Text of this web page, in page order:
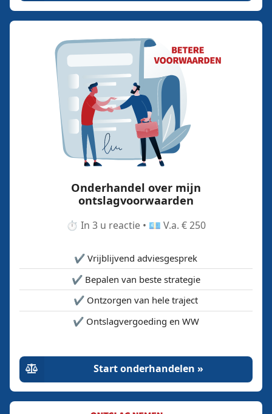
Onderhandel over mijn
ontslagvoorwaarden
⏱️ In 3 u reactie • 💶 V.a. € 250
✔️ Vrijblijvend adviesgesprek
✔️ Bepalen van beste strategie
✔️ Ontzorgen van hele traject
✔️ Ontslagvergoeding en WW
Start onderhandelen »